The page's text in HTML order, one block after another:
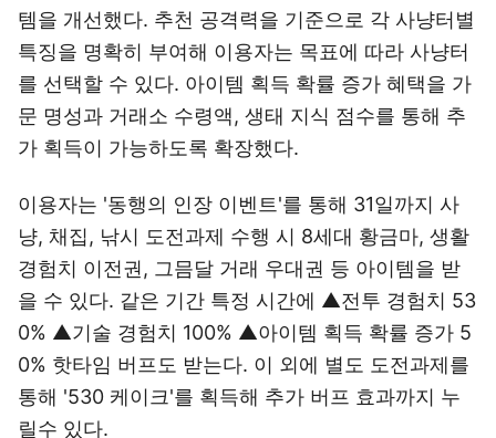
템을 개선했다. 추천 공격력을 기준으로 각 사냥터별
특징을 명확히 부여해 이용자는 목표에 따라 사냥터
를 선택할 수 있다. 아이템 획득 확률 증가 혜택을 가
문 명성과 거래소 수령액, 생태 지식 점수를 통해 추
가 획득이 가능하도록 확장했다.
이용자는 '동행의 인장 이벤트'를 통해 31일까지 사
냥, 채집, 낚시 도전과제 수행 시 8세대 황금마, 생활
경험치 이전권, 그믐달 거래 우대권 등 아이템을 받
을 수 있다. 같은 기간 특정 시간에 ▲전투 경험치 53
0% ▲기술 경험치 100% ▲아이템 획득 확률 증가 5
0% 핫타임 버프도 받는다. 이 외에 별도 도전과제를
통해 '530 케이크'를 획득해 추가 버프 효과까지 누
릴수 있다.